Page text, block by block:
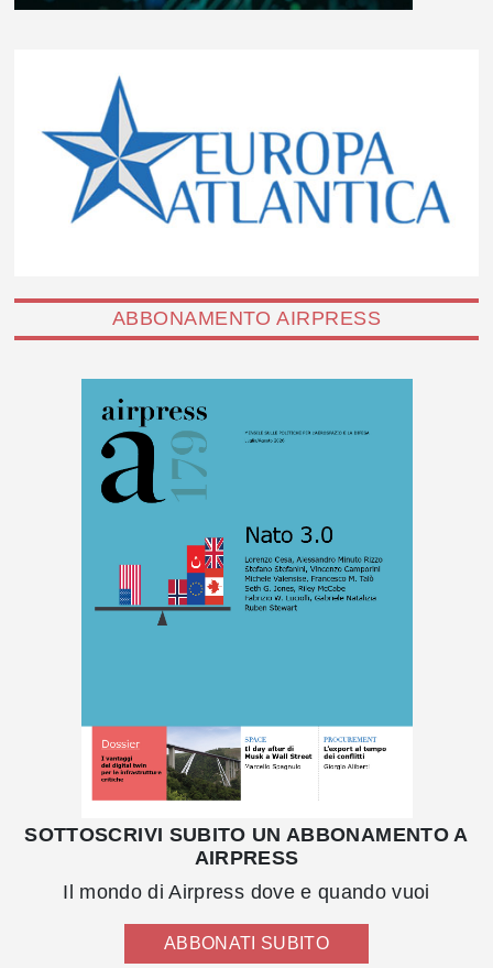
ABBONAMENTO AIRPRESS
SOTTOSCRIVI SUBITO UN ABBONAMENTO A
AIRPRESS
Il mondo di Airpress dove e quando vuoi
ABBONATI SUBITO